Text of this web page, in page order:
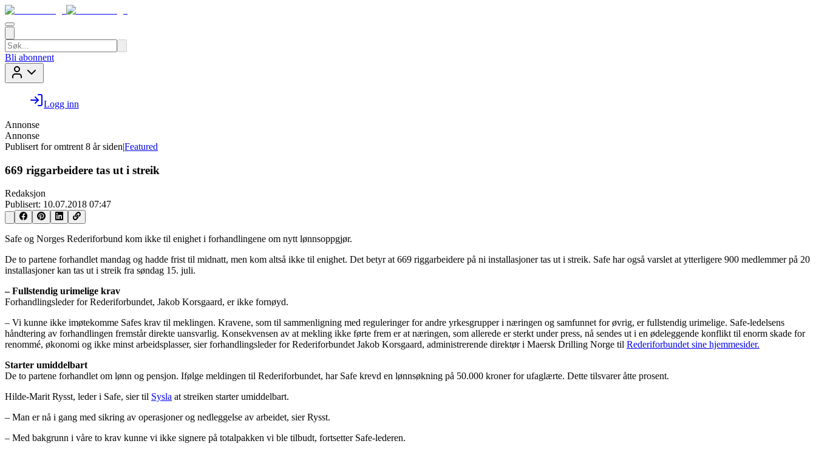
Bli abonnent
Logg inn
Annonse
Annonse
Publisert for omtrent 8 år siden|Featured
669 riggarbeidere tas ut i streik
Redaksjon
Publisert: 10.07.2018 07:47
Safe og Norges Rederiforbund kom ikke til enighet i forhandlingene om nytt lønnsoppgjør.
De to partene forhandlet mandag og hadde frist til midnatt, men kom altså ikke til enighet. Det betyr at 669 riggarbeidere på ni installasjoner tas ut i streik. Safe har også varslet at ytterligere 900 medlemmer på 20
installasjoner kan tas ut i streik fra søndag 15. juli.
– Fullstendig urimelige krav
Forhandlingsleder for Rederiforbundet, Jakob Korsgaard, er ikke fornøyd.
– Vi kunne ikke imøtekomme Safes krav til meklingen. Kravene, som til sammenligning med reguleringer for andre yrkesgrupper i næringen og samfunnet for øvrig, er fullstendig urimelige. Safe-ledelsens
håndtering av forhandlingen fremstår direkte uansvarlig. Konsekvensen av at mekling ikke førte frem er at næringen, som allerede er sterkt under press, nå sendes ut i en ødeleggende konflikt til enorm skade for
renommé, økonomi og ikke minst arbeidsplasser, sier forhandlingsleder for Rederiforbundet Jakob Korsgaard, administrerende direktør i Maersk Drilling Norge til Rederiforbundet sine hjemmesider.
Starter umiddelbart
De to partene forhandlet om lønn og pensjon. Ifølge meldingen til Rederiforbundet, har Safe krevd en lønnsøkning på 50.000 kroner for ufaglærte. Dette tilsvarer åtte prosent.
Hilde-Marit Rysst, leder i Safe, sier til Sysla at streiken starter umiddelbart.
– Man er nå i gang med sikring av operasjoner og nedleggelse av arbeidet, sier Rysst.
– Med bakgrunn i våre to krav kunne vi ikke signere på totalpakken vi ble tilbudt, fortsetter Safe-lederen.